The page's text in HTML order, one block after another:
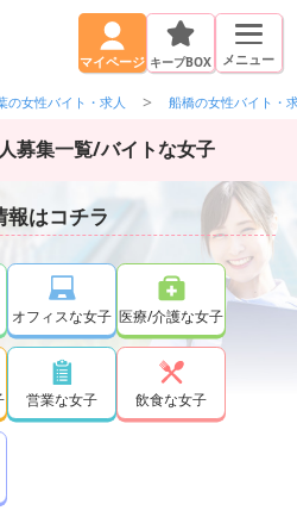
マイページ キープBOX メニュー
の女性バイト・求人 船橋の女性バイト・
募集一覧/バイトな女子
はコチラ
オフィスな女子 医療/介護な女子
営業な女子 飲食な女子